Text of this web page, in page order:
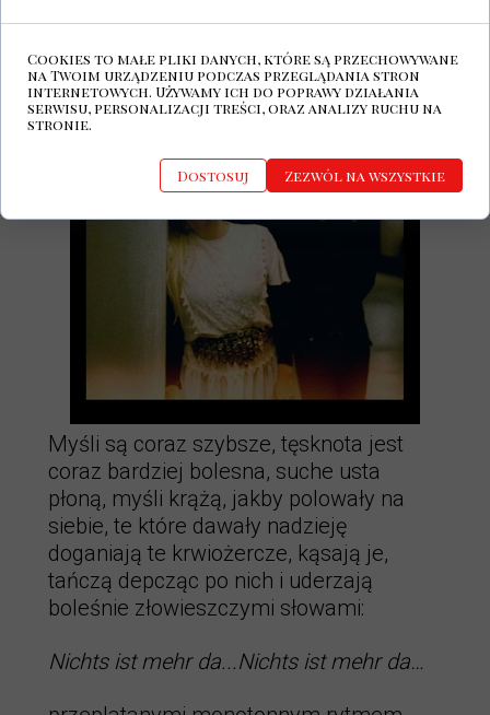
Myśli są coraz szybsze, tęsknota jest
coraz bardziej bolesna, suche usta
płoną, myśli krążą, jakby polowały na
siebie, te które dawały nadzieję
doganiają te krwiożercze, kąsają je,
tańczą depcząc po nich i uderzają
boleśnie złowieszczymi słowami:
Nichts ist mehr da...Nichts ist mehr da…
To keep me from drowning...
Cookies to małe pliki danych, które są przechowywane
na Twoim urządzeniu podczas przeglądania stron
internetowych. Używamy ich do poprawy działania
serwisu, personalizacji treści, oraz analizy ruchu na
stronie.
Dostosuj Zezwól na wszystkie